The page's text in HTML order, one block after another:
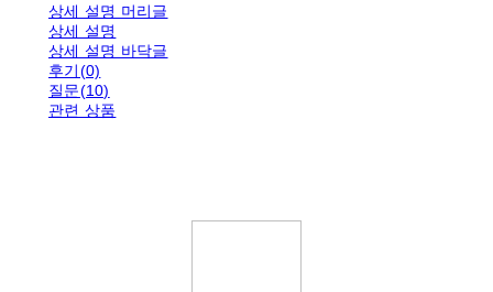
상세 설명 머리글
상세 설명
상세 설명 바닥글
후기(0)
질문(10)
관련 상품